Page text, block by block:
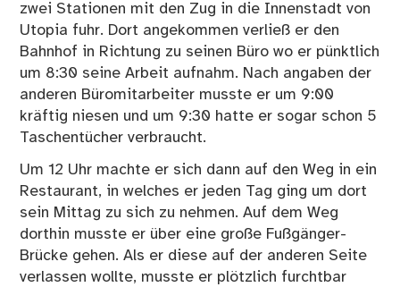
zwei Stationen mit den Zug in die Innenstadt von
Utopia fuhr. Dort angekommen verließ er den
Bahnhof in Richtung zu seinen Büro wo er pünktlich
um 8:30 seine Arbeit aufnahm. Nach angaben der
anderen Büromitarbeiter musste er um 9:00
kräftig niesen und um 9:30 hatte er sogar schon 5
Taschentücher verbraucht.
Um 12 Uhr machte er sich dann auf den Weg in ein
Restaurant, in welches er jeden Tag ging um dort
sein Mittag zu sich zu nehmen. Auf dem Weg
dorthin musste er über eine große Fußgänger-
Brücke gehen. Als er diese auf der anderen Seite
verlassen wollte, musste er plötzlich furchtbar